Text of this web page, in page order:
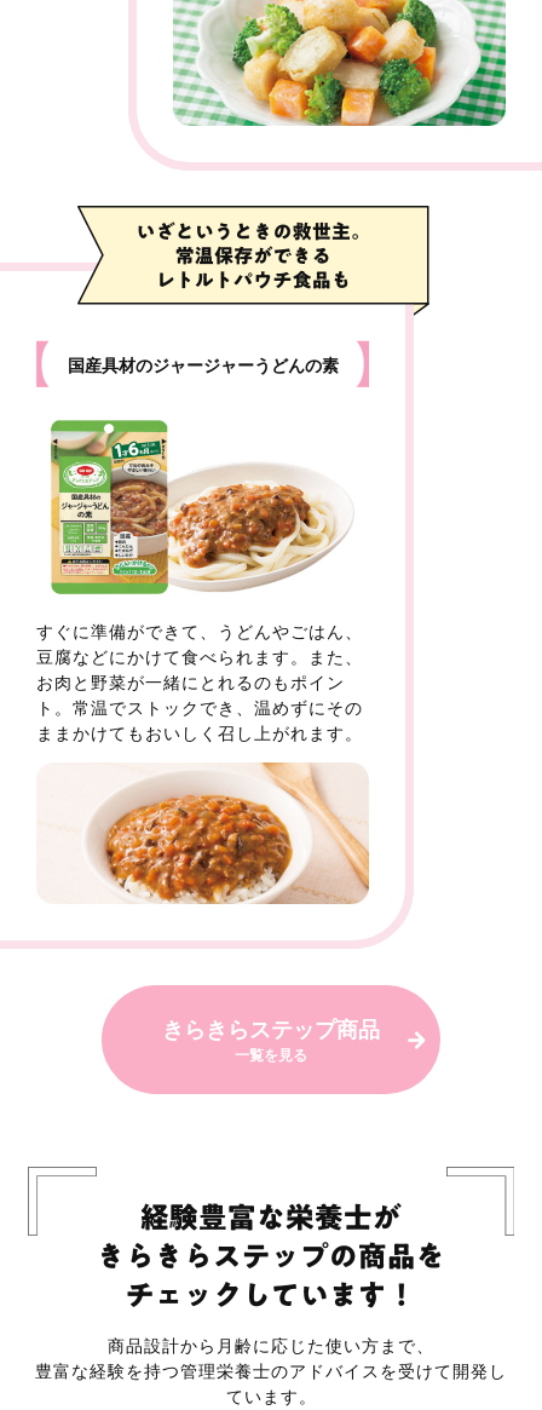
国産具材のジャージャーうどんの素
すぐに準備ができて、うどんやごはん、
豆腐などにかけて食べられます。また、
お肉と野菜が一緒にとれるのもポイン
ト。常温でストックでき、温めずにその
ままかけてもおいしく召し上がれます。
きらきらステップ商品
一覧を見る
商品設計から月齢に応じた使い方まで、
豊富な経験を持つ管理栄養士のアドバイスを受けて開発し
ています。